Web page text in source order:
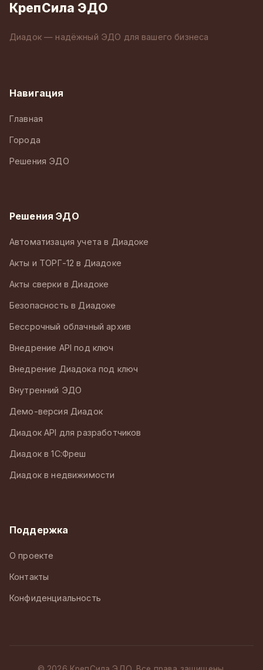
КрепСила ЭДО
Диадок — надёжный ЭДО для вашего бизнеса
Навигация
Главная
Города
Решения ЭДО
Решения ЭДО
Автоматизация учета в Диадоке
Акты и ТОРГ-12 в Диадоке
Акты сверки в Диадоке
Безопасность в Диадоке
Бессрочный облачный архив
Внедрение API под ключ
Внедрение Диадока под ключ
Внутренний ЭДО
Демо-версия Диадок
Диадок API для разработчиков
Диадок в 1С:Фреш
Диадок в недвижимости
Поддержка
О проекте
Контакты
Конфиденциальность